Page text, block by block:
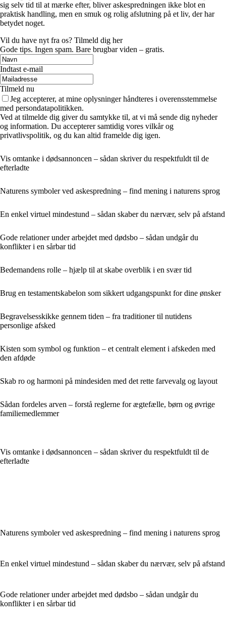
sig selv tid til at mærke efter, bliver askespredningen ikke blot en
praktisk handling, men en smuk og rolig afslutning på et liv, der har
betydet noget.
Vil du have nyt fra os? Tilmeld dig her
Gode tips. Ingen spam. Bare brugbar viden – gratis.
Indtast e-mail
Tilmeld nu
Jeg accepterer, at mine oplysninger håndteres i overensstemmelse
med persondatapolitikken.
Ved at tilmelde dig giver du samtykke til, at vi må sende dig nyheder
og information. Du accepterer samtidig vores vilkår og
privatlivspolitik, og du kan altid framelde dig igen.
Vis omtanke i dødsannoncen – sådan skriver du respektfuldt til de
efterladte
Naturens symboler ved askespredning – find mening i naturens sprog
En enkel virtuel mindestund – sådan skaber du nærvær, selv på afstand
Gode relationer under arbejdet med dødsbo – sådan undgår du
konflikter i en sårbar tid
Bedemandens rolle – hjælp til at skabe overblik i en svær tid
Brug en testamentskabelon som sikkert udgangspunkt for dine ønsker
Begravelsesskikke gennem tiden – fra traditioner til nutidens
personlige afsked
Kisten som symbol og funktion – et centralt element i afskeden med
den afdøde
Skab ro og harmoni på mindesiden med det rette farvevalg og layout
Sådan fordeles arven – forstå reglerne for ægtefælle, børn og øvrige
familiemedlemmer
Vis omtanke i dødsannoncen – sådan skriver du respektfuldt til de
efterladte
Naturens symboler ved askespredning – find mening i naturens sprog
En enkel virtuel mindestund – sådan skaber du nærvær, selv på afstand
Gode relationer under arbejdet med dødsbo – sådan undgår du
konflikter i en sårbar tid